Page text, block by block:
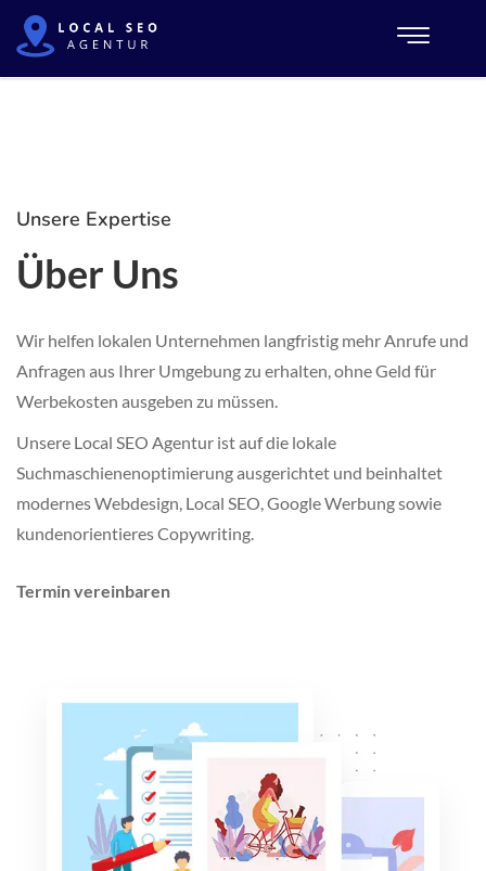
Unsere Expertise
Über Uns
Wir helfen lokalen Unternehmen langfristig mehr Anrufe und
Anfragen aus Ihrer Umgebung zu erhalten, ohne Geld für
Werbekosten ausgeben zu müssen.
Unsere Local SEO Agentur ist auf die lokale
Suchmaschienenoptimierung ausgerichtet und beinhaltet
modernes Webdesign, Local SEO, Google Werbung sowie
kundenorientieres Copywriting.
Termin vereinbaren